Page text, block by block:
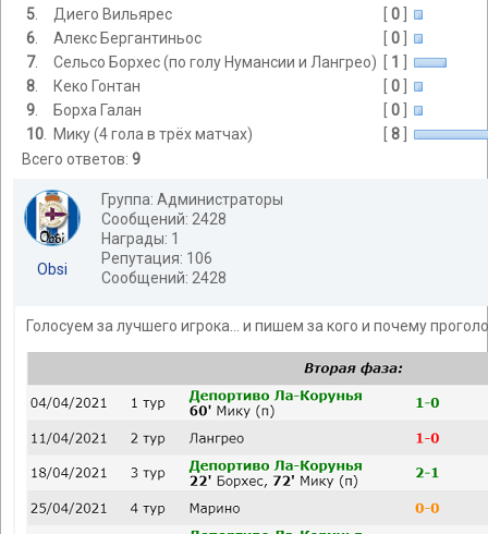
5. Диего Вильярес 0]
6. Алекс Бергантиньос 0]
7. Сельсо Борхес (по голу Нумансии и Лангрео) 1
8. Кеко Гонтан 0]
9. Борха Галан 0]
10. Мику (4 гола в трёх матчах) 8]
Всего ответов: 9
Obsi
Группа: Администраторы
Сообщений: 2428
Награды: 1
Репутация: 106
Сообщений: 2428
Голосуем за лучшего игрока... и пишем за кого и почему